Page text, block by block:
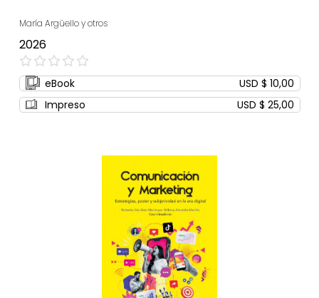
María Argüello y otros
2026
0%
eBook
USD $ 10,00
Impreso
USD $ 25,00